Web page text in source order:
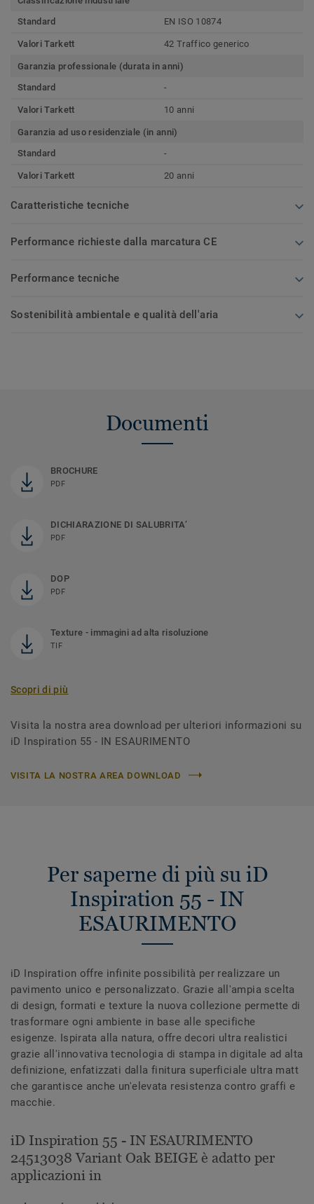
Standard
EN ISO 10874
Valori Tarkett 42 Traffico generico
Garanzia professionale (durata in anni)
Standard
-
Valori Tarkett 10 anni
Garanzia ad uso residenziale (in anni)
Standard
-
Valori Tarkett 20 anni
Caratteristiche tecniche
Performance richieste dalla marcatura CE
Performance tecniche
Sostenibilità ambientale e qualità dell'aria
Documenti
BROCHURE
PDF
DICHIARAZIONE DI SALUBRITA’
PDF
DOP
PDF
Texture - immagini ad alta risoluzione
TIF
Scopri di più
Visita la nostra area download per ulteriori informazioni su
iD Inspiration 55 - IN ESAURIMENTO
VISITA LA NOSTRA AREA DOWNLOAD
Per saperne di più su iD
Inspiration 55 - IN
ESAURIMENTO
iD Inspiration offre infinite possibilità per realizzare un
pavimento unico e personalizzato. Grazie all'ampia scelta
di design, formati e texture la nuova collezione permette di
trasformare ogni ambiente in base alle specifiche
esigenze. Ispirata alla natura, offre decori ultra realistici
grazie all'innovativa tecnologia di stampa in digitale ad alta
definizione, enfatizzati dalla finitura superficiale ultra matt
che garantisce anche un'elevata resistenza contro graffi e
macchie.
iD Inspiration 55 - IN ESAURIMENTO
24513038 Variant Oak BEIGE è adatto per
applicazioni in